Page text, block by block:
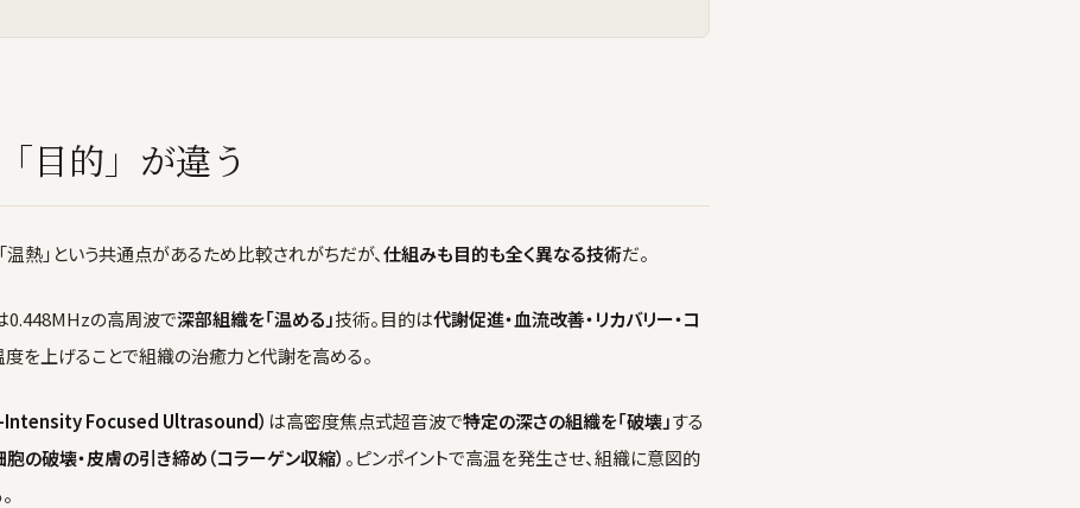
目的」が違う
熱」という共通点があるため比較されがちだが、仕組みも目的も全く異なる技術だ。
0.448MHzの高周波で深部組織を「温める」技術。目的は代謝促進・血流改善・リカバリー・コ
度を上げることで組織の治癒力と代謝を高める。
Intensity Focused Ultrasound） は高密度焦点式超音波で特定の深さの組織を「破壊」する
の破壊・皮膚の引き締め（コラーゲン収縮） 。ピンポイントで高温を発生させ、組織に意図的